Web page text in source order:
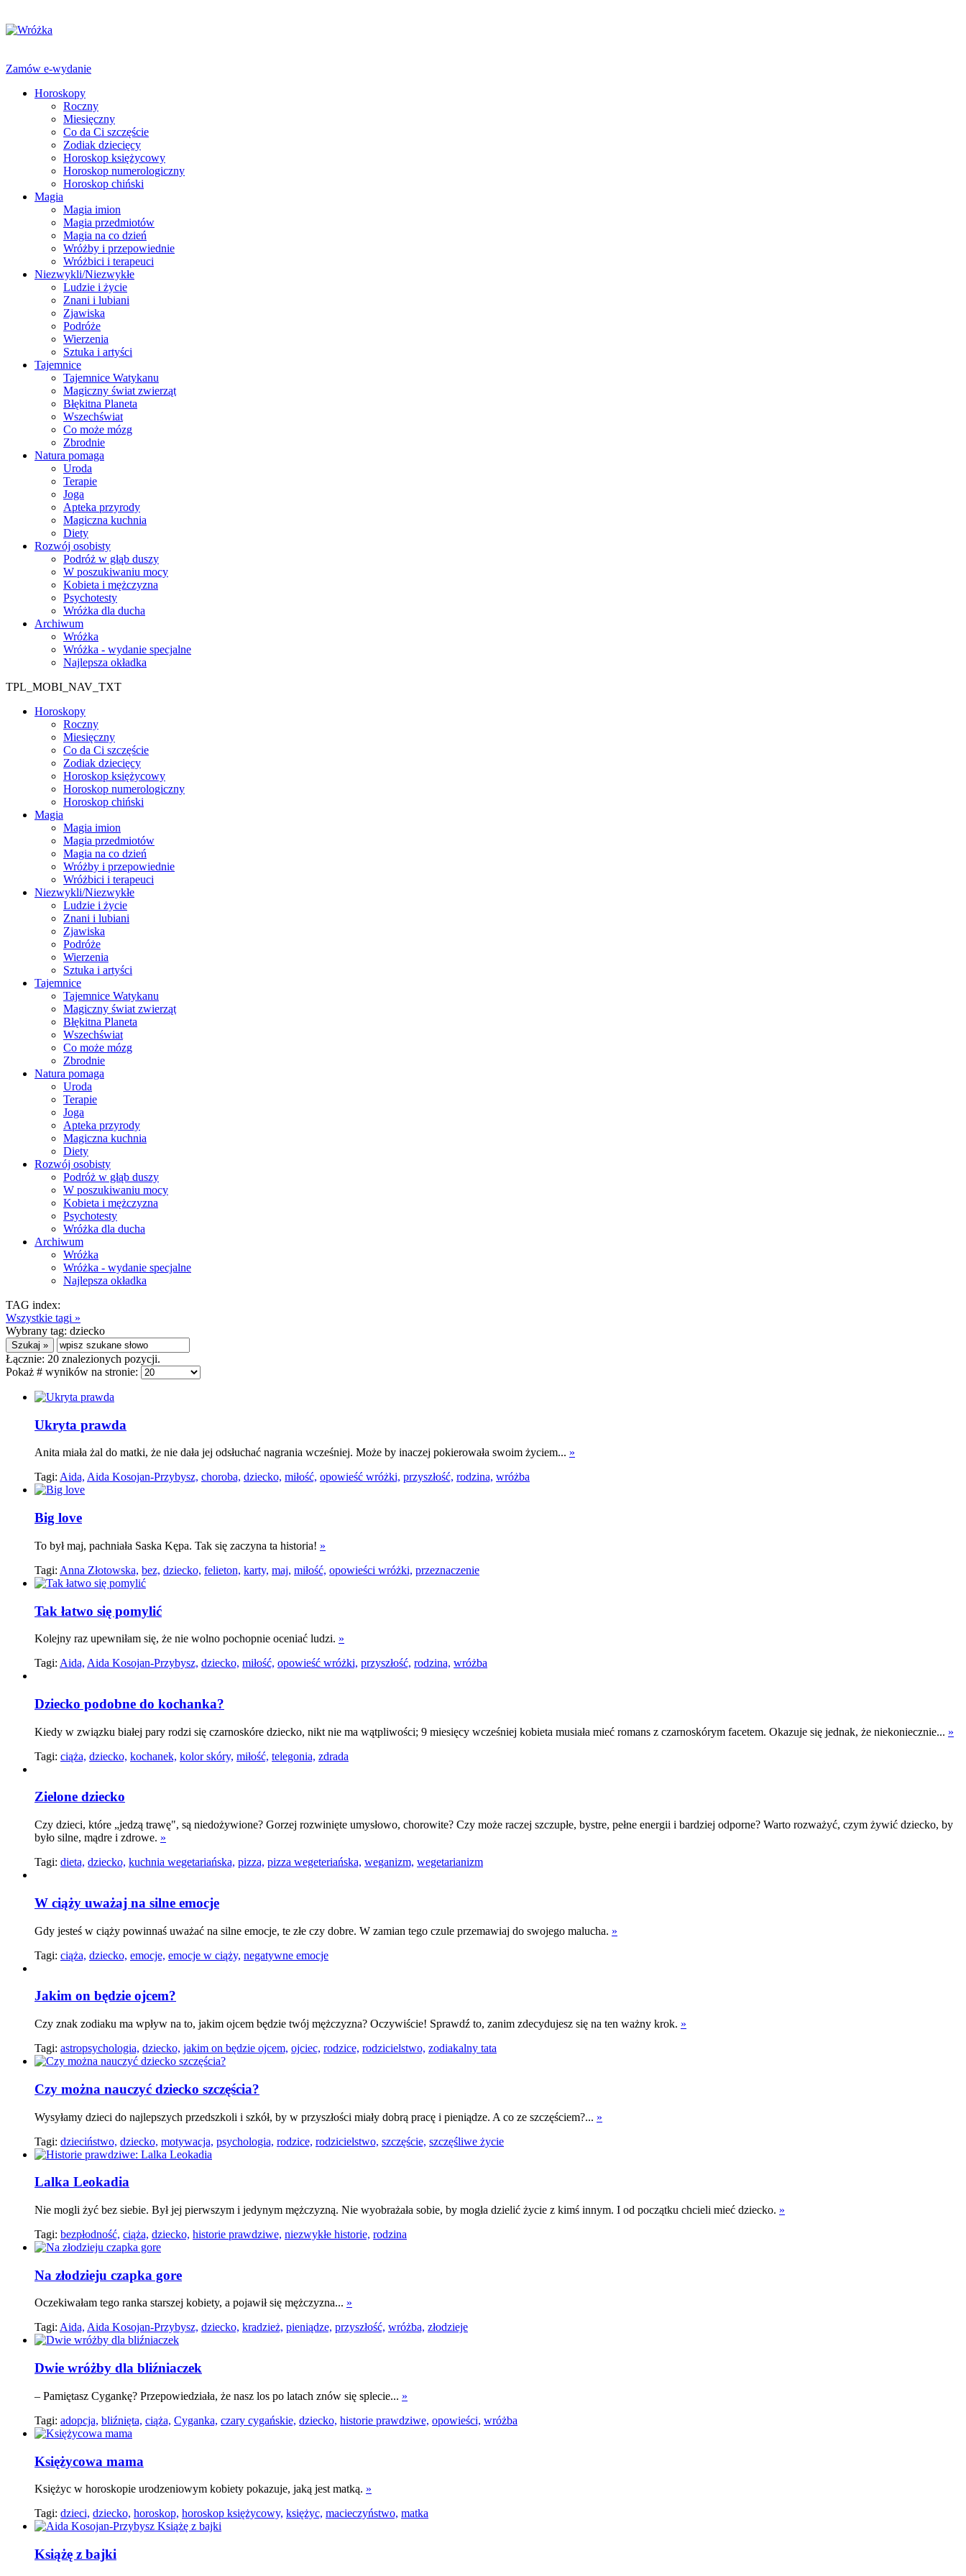
Zamów e-wydanie
Horoskopy
Roczny
Miesięczny
Co da Ci szczęście
Zodiak dziecięcy
Horoskop księżycowy
Horoskop numerologiczny
Horoskop chiński
Magia
Magia imion
Magia przedmiotów
Magia na co dzień
Wróżby i przepowiednie
Wróżbici i terapeuci
Niezwykli/Niezwykłe
Ludzie i życie
Znani i lubiani
Zjawiska
Podróże
Wierzenia
Sztuka i artyści
Tajemnice
Tajemnice Watykanu
Magiczny świat zwierząt
Błękitna Planeta
Wszechświat
Co może mózg
Zbrodnie
Natura pomaga
Uroda
Terapie
Joga
Apteka przyrody
Magiczna kuchnia
Diety
Rozwój osobisty
Podróż w głąb duszy
W poszukiwaniu mocy
Kobieta i mężczyzna
Psychotesty
Wróżka dla ducha
Archiwum
Wróżka
Wróżka - wydanie specjalne
Najlepsza okładka
TPL_MOBI_NAV_TXT
Horoskopy
Roczny
Miesięczny
Co da Ci szczęście
Zodiak dziecięcy
Horoskop księżycowy
Horoskop numerologiczny
Horoskop chiński
Magia
Magia imion
Magia przedmiotów
Magia na co dzień
Wróżby i przepowiednie
Wróżbici i terapeuci
Niezwykli/Niezwykłe
Ludzie i życie
Znani i lubiani
Zjawiska
Podróże
Wierzenia
Sztuka i artyści
Tajemnice
Tajemnice Watykanu
Magiczny świat zwierząt
Błękitna Planeta
Wszechświat
Co może mózg
Zbrodnie
Natura pomaga
Uroda
Terapie
Joga
Apteka przyrody
Magiczna kuchnia
Diety
Rozwój osobisty
Podróż w głąb duszy
W poszukiwaniu mocy
Kobieta i mężczyzna
Psychotesty
Wróżka dla ducha
Archiwum
Wróżka
Wróżka - wydanie specjalne
Najlepsza okładka
TAG index:
Wszystkie tagi »
Wybrany tag: dziecko
Łącznie: 20 znalezionych pozycji.
Pokaż # wyników na stronie:
Ukryta prawda
Anita miała żal do matki, że nie dała jej odsłuchać nagrania wcześniej. Może by inaczej pokierowała swoim życiem... »
Tagi: Aida, Aida Kosojan-Przybysz, choroba, dziecko, miłość, opowieść wróżki, przyszłość, rodzina, wróżba
Big love
To był maj, pachniała Saska Kępa. Tak się zaczyna ta historia! »
Tagi: Anna Złotowska, bez, dziecko, felieton, karty, maj, miłość, opowieści wróżki, przeznaczenie
Tak łatwo się pomylić
Kolejny raz upewniłam się, że nie wolno pochopnie oceniać ludzi. »
Tagi: Aida, Aida Kosojan-Przybysz, dziecko, miłość, opowieść wróżki, przyszłość, rodzina, wróżba
Dziecko podobne do kochanka?
Kiedy w związku białej pary rodzi się czarnoskóre dziecko, nikt nie ma wątpliwości; 9 miesięcy wcześniej kobieta musiała mieć romans z czarnoskórym facetem. Okazuje się jednak, że niekoniecznie... »
Tagi: ciąża, dziecko, kochanek, kolor skóry, miłość, telegonia, zdrada
Zielone dziecko
Czy dzieci, które „jedzą trawę", są niedożywione? Gorzej rozwinięte umysłowo, chorowite? Czy może raczej szczupłe, bystre, pełne energii i bardziej odporne? Warto rozważyć, czym żywić dziecko, by
było silne, mądre i zdrowe. »
Tagi: dieta, dziecko, kuchnia wegetariańska, pizza, pizza wegeteriańska, weganizm, wegetarianizm
W ciąży uważaj na silne emocje
Gdy jesteś w ciąży powinnaś uważać na silne emocje, te złe czy dobre. W zamian tego czule przemawiaj do swojego malucha. »
Tagi: ciąża, dziecko, emocje, emocje w ciąży, negatywne emocje
Jakim on będzie ojcem?
Czy znak zodiaku ma wpływ na to, jakim ojcem będzie twój mężczyzna? Oczywiście! Sprawdź to, zanim zdecydujesz się na ten ważny krok. »
Tagi: astropsychologia, dziecko, jakim on będzie ojcem, ojciec, rodzice, rodzicielstwo, zodiakalny tata
Czy można nauczyć dziecko szczęścia?
Wysyłamy dzieci do najlepszych przedszkoli i szkół, by w przyszłości miały dobrą pracę i pieniądze. A co ze szczęściem?... »
Tagi: dzieciństwo, dziecko, motywacja, psychologia, rodzice, rodzicielstwo, szczęście, szczęśliwe życie
Lalka Leokadia
Nie mogli żyć bez siebie. Był jej pierwszym i jedynym mężczyzną. Nie wyobrażała sobie, by mogła dzielić życie z kimś innym. I od początku chcieli mieć dziecko. »
Tagi: bezpłodność, ciąża, dziecko, historie prawdziwe, niezwykłe historie, rodzina
Na złodzieju czapka gore
Oczekiwałam tego ranka starszej kobiety, a pojawił się mężczyzna... »
Tagi: Aida, Aida Kosojan-Przybysz, dziecko, kradzież, pieniądze, przyszłość, wróżba, złodzieje
Dwie wróżby dla bliźniaczek
– Pamiętasz Cygankę? Przepowiedziała, że nasz los po latach znów się splecie... »
Tagi: adopcja, bliźnięta, ciąża, Cyganka, czary cygańskie, dziecko, historie prawdziwe, opowieści, wróżba
Księżycowa mama
Księżyc w horoskopie urodzeniowym kobiety pokazuje, jaką jest matką. »
Tagi: dzieci, dziecko, horoskop, horoskop księżycowy, księżyc, macieczyństwo, matka
Książę z bajki